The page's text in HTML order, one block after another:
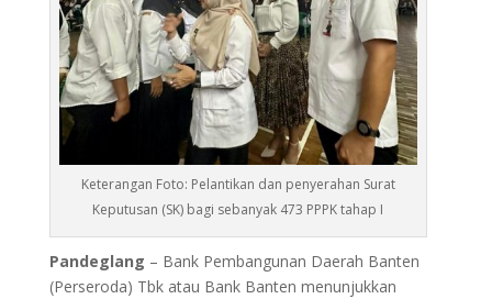
Keterangan Foto: Pelantikan dan penyerahan Surat
Keputusan (SK) bagi sebanyak 473 PPPK tahap I
Pandeglang – Bank Pembangunan Daerah Banten
(Perseroda) Tbk atau Bank Banten menunjukkan